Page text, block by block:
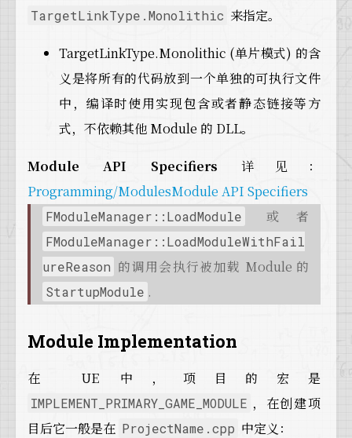
TargetLinkType.Monolithic 来指定。
TargetLinkType.Monolithic (单片模式) 的含
义是将所有的代码放到一个单独的可执行文件
中，编译时使用实现包含或者静态链接等方
式，不依赖其他 Module 的 DLL。
Module API Specifiers 详见：
Programming/ModulesModule API Specifiers
FModuleManager::LoadModule 或者
FModuleManager::LoadModuleWithFail
ureReason 的调用会执行被加载 Module 的
StartupModule .
Module Implementation
在 UE 中，项目的宏是
IMPLEMENT_PRIMARY_GAME_MODULE ，在创建项
目后它一般是在 ProjectName.cpp 中定义：